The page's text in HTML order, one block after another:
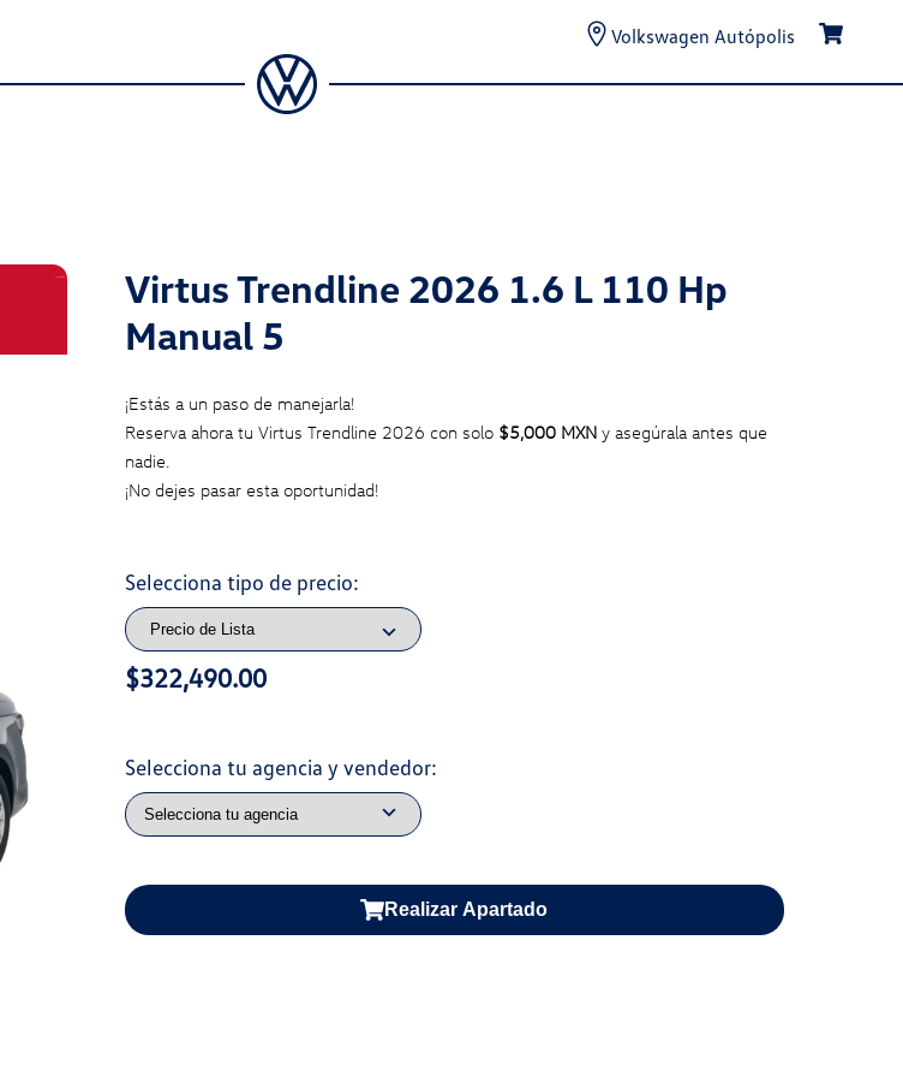
Volkswagen Autópolis
Virtus Trendline 2026 1.6 L 110 Hp
Manual 5
¡Estás a un paso de manejarla!
Reserva ahora tu Virtus Trendline 2026 con solo $5,000 MXN y asegúrala antes que
nadie.
¡No dejes pasar esta oportunidad!
Selecciona tipo de precio:
$322,490.00
Selecciona tu agencia y vendedor:
Realizar Apartado